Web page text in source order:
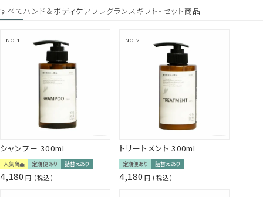
すべてハンド＆ボディケアフレグランスギフト・セット商品
シャンプー 300mL
人気商品 定期便あり 詰替えあり
4,180 税込
トリートメント 300mL
定期便あり 詰替えあり
4,180 税込